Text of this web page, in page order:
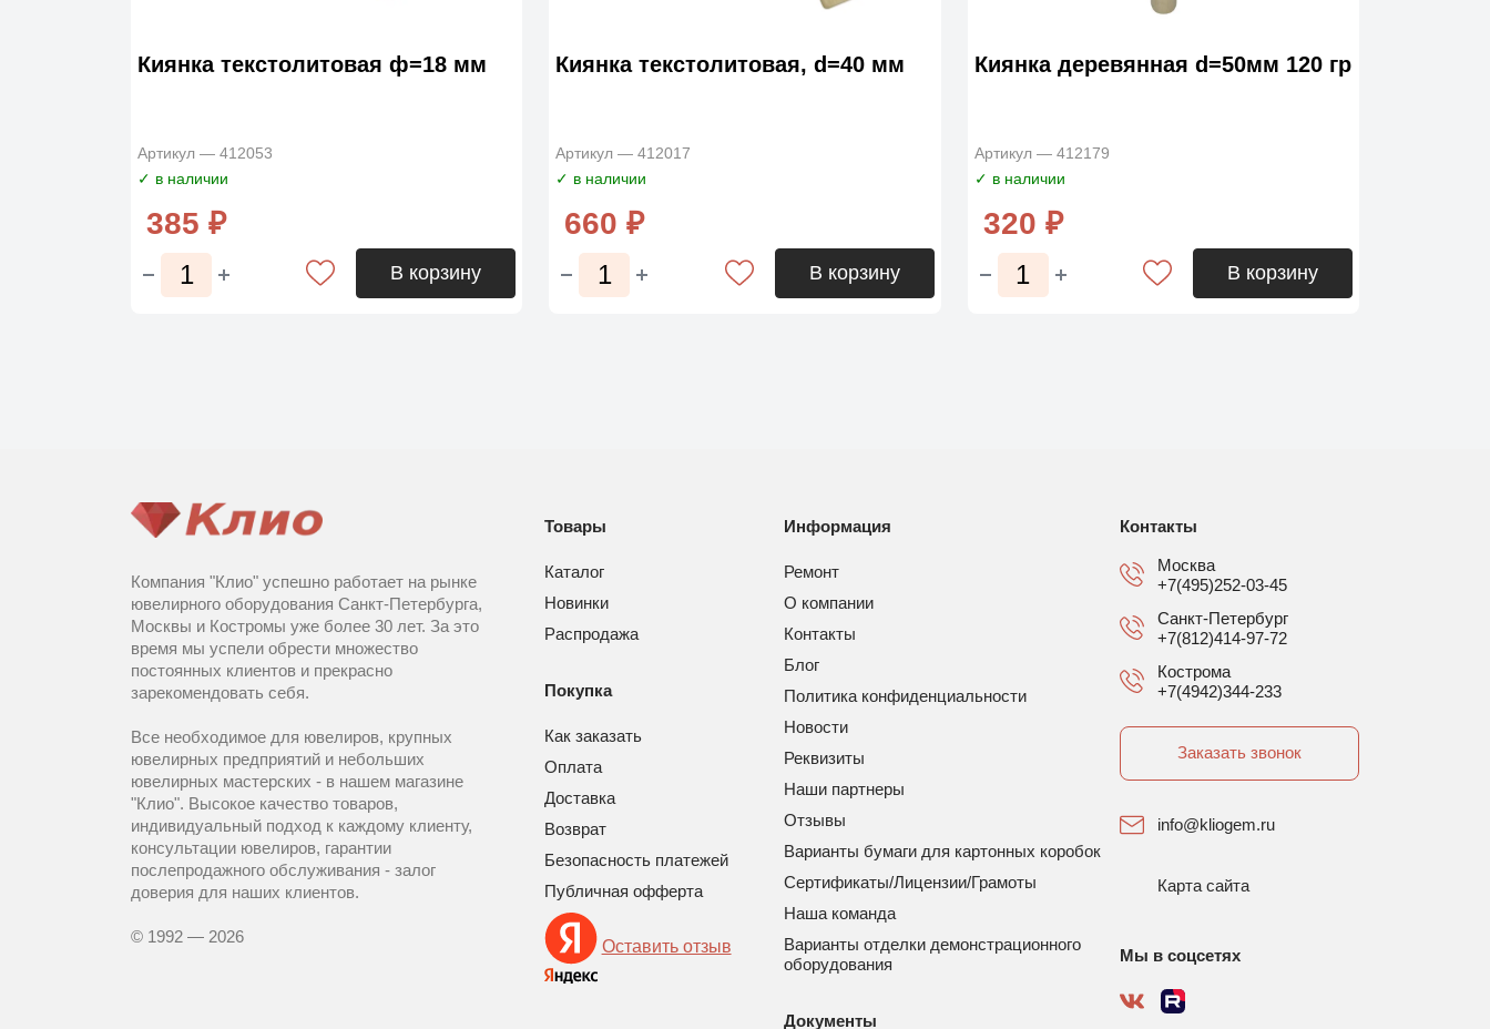
Киянка текстолитовая ф=18 мм
Артикул — 412053
✓ в наличии
385 ₽
В корзину
Киянка текстолитовая, d=40 мм
Артикул — 412017
✓ в наличии
660 ₽
В корзину
Киянка деревянная d=50мм 120 гр
Артикул — 412179
✓ в наличии
320 ₽
В корзину
Компания "Клио" успешно работает на рынке
ювелирного оборудования Санкт-Петербурга,
Москвы и Костромы уже более 30 лет. За это
время мы успели обрести множество
постоянных клиентов и прекрасно
зарекомендовать себя.
Все необходимое для ювелиров, крупных
ювелирных предприятий и небольших
ювелирных мастерских - в нашем магазине
"Клио". Высокое качество товаров,
индивидуальный подход к каждому клиенту,
консультации ювелиров, гарантии
послепродажного обслуживания - залог
доверия для наших клиентов.
© 1992 — 2026
Товары
Каталог
Новинки
Распродажа
Покупка
Как заказать
Оплата
Доставка
Возврат
Безопасность платежей
Публичная офферта
Оставить отзыв
Информация
Ремонт
О компании
Контакты
Блог
Политика конфиденциальности
Новости
Реквизиты
Наши партнеры
Отзывы
Варианты бумаги для картонных коробок
Сертификаты/Лицензии/Грамоты
Наша команда
Варианты отделки демонстрационного
оборудования
Документы
Контакты
Москва
+7(495)252-03-45
Санкт-Петербург
+7(812)414-97-72
Кострома
+7(4942)344-233
Заказать звонок
info@kliogem.ru
Карта сайта
Мы в соцсетях